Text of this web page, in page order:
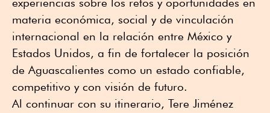
experiencias sobre los retos y oportunidades en
materia económica, social y de vinculación
internacional en la relación entre México y
Estados Unidos, a fin de fortalecer la posición
de Aguascalientes como un estado confiable,
competitivo y con visión de futuro.
Al continuar con su itinerario, Tere Jiménez